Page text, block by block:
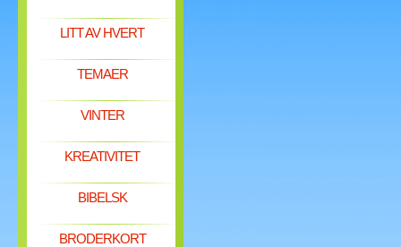
LITT AV HVERT
TEMAER
VINTER
KREATIVITET
BIBELSK
BRODERKORT